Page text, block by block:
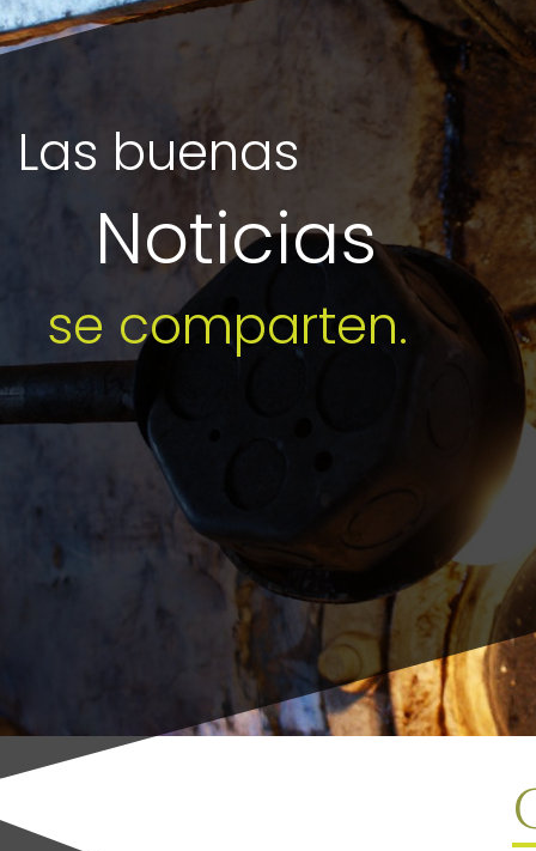
Las buenas
Noticias
se comparten.